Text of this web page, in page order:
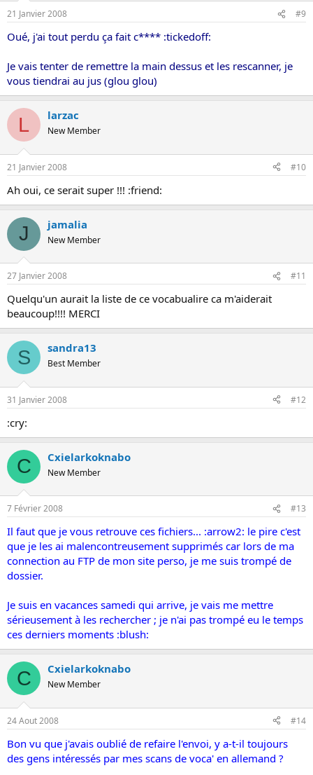
21 Janvier 2008 #9
Oué, j'ai tout perdu ça fait c**** :tickedoff:
Je vais tenter de remettre la main dessus et les rescanner, je
vous tiendrai au jus (glou glou)
L larzac
New Member
21 Janvier 2008 #10
Ah oui, ce serait super !!! :friend:
J jamalia
New Member
27 Janvier 2008 #11
Quelqu'un aurait la liste de ce vocabualire ca m'aiderait
beaucoup!!!! MERCI
S sandra13
Best Member
31 Janvier 2008 #12
:cry:
C Cxielarkoknabo
New Member
7 Février 2008 #13
Il faut que je vous retrouve ces fichiers... :arrow2: le pire c'est
que je les ai malencontreusement supprimés car lors de ma
connection au FTP de mon site perso, je me suis trompé de
dossier.
Je suis en vacances samedi qui arrive, je vais me mettre
sérieusement à les rechercher ; je n'ai pas trompé eu le temps
ces derniers moments :blush:
C Cxielarkoknabo
New Member
24 Aout 2008 #14
Bon vu que j'avais oublié de refaire l'envoi, y a-t-il toujours
des gens intéressés par mes scans de voca' en allemand ?